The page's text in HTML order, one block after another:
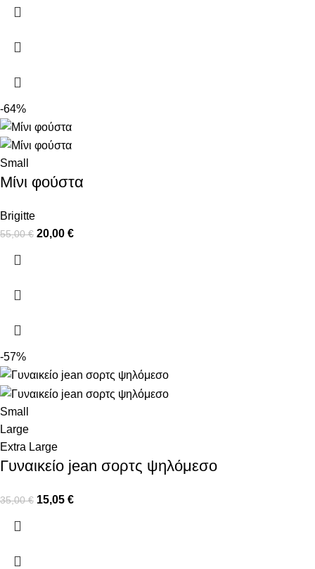
-64%
Small
Μίνι φούστα
Brigitte
55,00€ 20,00 €
-57%
Small
Large
Extra Large
Γυναικείο jean σορτς ψηλόμεσο
35,00€ 15,05 €